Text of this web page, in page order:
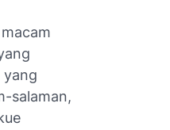
yang
salaman,